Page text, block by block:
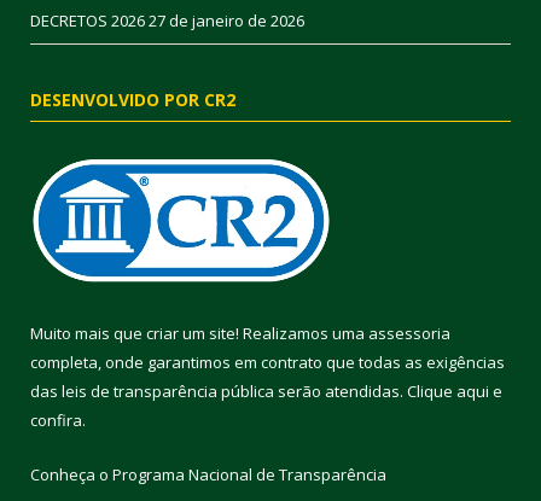
DECRETOS 202627 de janeiro de 2026
DESENVOLVIDO POR CR2
Muito mais que criar um site! Realizamos uma assessoria
completa, onde garantimos em contrato que todas as exigências
das leis de transparência pública serão atendidas. Clique aqui e
confira.
Conheça o Programa Nacional de Transparência